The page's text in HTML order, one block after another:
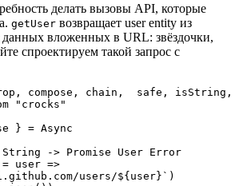
делать вызовы API, которые
getUser возвращает user entity из
вложенных в URL: звёздочки,
спроектируем такой запрос с
compose, chain,  safe, isString,
"crocks"
} = Async
-> Promise User Error
user =>
users/${user}`)